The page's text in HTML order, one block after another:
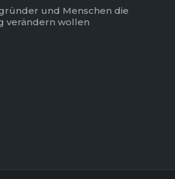
und Menschen die
verändern wollen